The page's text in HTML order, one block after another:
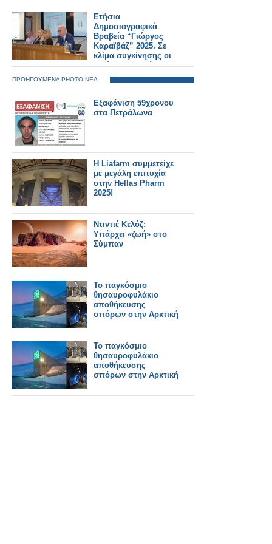
Ετήσια
Δημοσιογραφικά
Βραβεία “Γιώργος
Καραϊβάζ” 2025. Σε
κλίμα συγκίνησης οι
πρώτες βραβεύσεις
δημοσιογράφων από
το SILVER ALERT
ΠΡΟΗΓΟΥΜΕΝΑ PHOTO ΝΕΑ
Εξαφάνιση 59χρονου
στα Πετράλωνα
H Liafarm συμμετείχε
με μεγάλη επιτυχία
στην Hellas Pharm
2025!
Ντιντιέ Κελόζ:
Υπάρχει «ζωή» στο
Σύμπαν
Το παγκόσμιο
θησαυροφυλάκιο
αποθήκευσης
σπόρων στην Αρκτική
Το παγκόσμιο
θησαυροφυλάκιο
αποθήκευσης
σπόρων στην Αρκτική